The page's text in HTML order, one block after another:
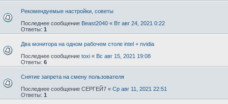
Рекомендуемые настройки, советы
Последнее сообщение Beast2040 « Вт авг 24, 2021 0:22
Ответы: 1
Два монитора на одном рабочем столе intel + nvidia
Последнее сообщение toxi « Вс авг 15, 2021 19:08
Ответы: 6
Снятие запрета на смену пользователя
Последнее сообщение СЕРГЕЙ7 « Ср авг 11, 2021 22:51
Ответы: 1